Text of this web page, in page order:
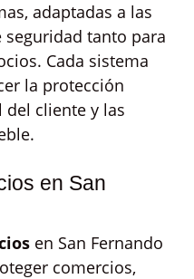
adaptadas a las
seguridad tanto para
Cada sistema
la protección
del cliente y las
en San
en San Fernando
comercios,